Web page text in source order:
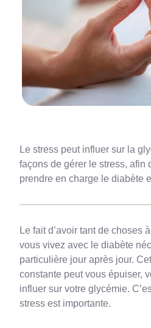
Le stress peut influer sur la
façons de gérer le stress, afin
prendre en charge le diabète
Le fait d’avoir tant de choses
vous vivez avec le diabète
particulière jour après jour.
constante peut vous épuiser,
influer sur votre glycémie.
stress est importante.